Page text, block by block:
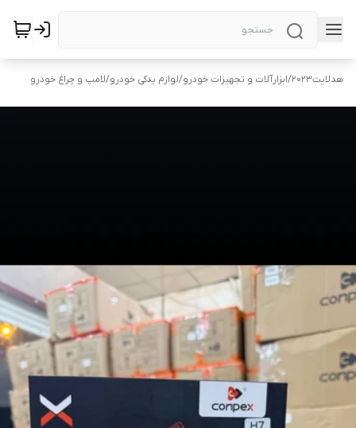
هد‌لایت2023 /ابزارآلات و تجهیزات خودرو/لوازم یدکی خودرو/لامپ و چراغ خودرو